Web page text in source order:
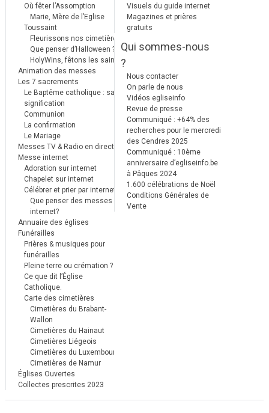
Où fêter l’Assomption
Marie, Mère de l’Eglise
Toussaint
Fleurissons nos cimetières
Que penser d’Halloween ?
HolyWins, fêtons les saints !
Animation des messes
Les 7 sacrements
Le Baptême catholique : sa
signification
Communion
La confirmation
Le Mariage
Messes TV & Radio en direct
Messe internet
Adoration sur internet
Chapelet sur internet
Célébrer et prier par internet
Que penser des messes
internet?
Annuaire des églises
Funérailles
Prières & musiques pour
funérailles
Pleine terre ou crémation ?
Ce que dit l’Église
Catholique.
Carte des cimetières
Cimetières du Brabant-
Wallon
Cimetières du Hainaut
Cimetières Liégeois
Cimetières du Luxembourg
Cimetières de Namur
Églises Ouvertes
Collectes prescrites 2023
Visuels du guide internet
Magazines et prières
gratuits
Qui sommes-nous
?
Nous contacter
On parle de nous
Vidéos egliseinfo
Revue de presse
Communiqué : +64% des
recherches pour le mercredi
des Cendres 2025
Communiqué : 10ème
anniversaire d’egliseinfo.be
à Pâques 2024
1.600 célébrations de Noël
Conditions Générales de
Vente